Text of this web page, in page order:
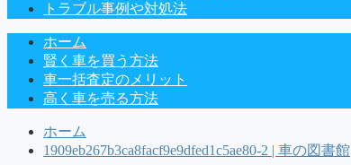
トラブル事例や対処法
ホーム
賢く車を買う方法
車一括査定のメリット
高く車を売る方法
ホーム
1909eb267b3ca8facf9e9dfed1c5ae80-2 | 車の図書館